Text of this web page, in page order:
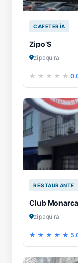
CAFETERÍA
Zipo’S
zipaquira
RESTAURANTE
Club
zipaquira